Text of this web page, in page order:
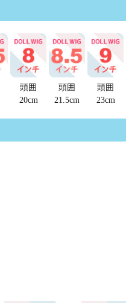
頭囲
20cm
頭囲
21.5cm
頭囲
23cm